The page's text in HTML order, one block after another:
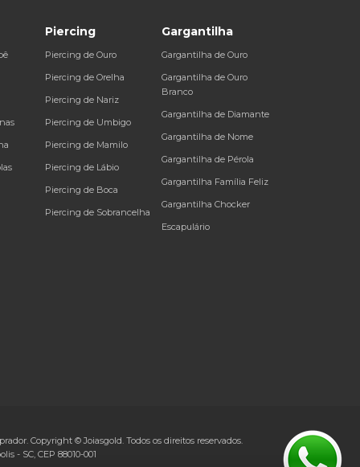
Piercing
Piercing de Ouro
Piercing de Orelha
Piercing de Nariz
Piercing de Umbigo
Piercing de Mamilo
Piercing de Lábio
Piercing de Boca
Piercing de Sobrancelha
Gargantilha
Gargantilha de Ouro
Gargantilha de Ouro
Branco
Gargantilha de Diamante
Gargantilha de Nome
Gargantilha de Pérola
Gargantilha Família Feliz
Gargantilha Chocker
Escapulário
Copyright © Joiasgold. Todos os direitos reservados.
- SC, CEP 88010-001